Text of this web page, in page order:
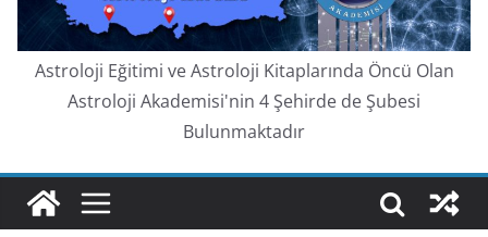
Astroloji Eğitimi ve Astroloji Kitaplarında Öncü Olan
Astroloji Akademisi'nin 4 Şehirde de Şubesi
Bulunmaktadır